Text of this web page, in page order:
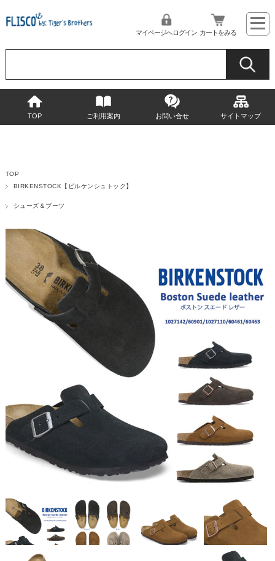
マイページへログイン カートをみる
TOP ご利用案内 お問い合せ サイトマップ
TOP
BIRKENSTOCK【ビルケンシュトック】
シューズ＆ブーツ